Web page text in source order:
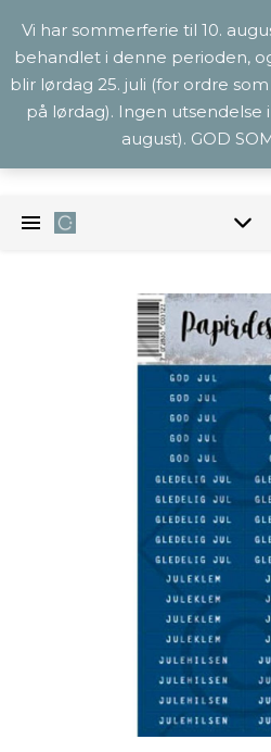
Vi har sommerferie til 10.
behandlet i denne perioden,
blir lørdag 25. juli (for ordre
på lørdag). Ingen utsendelse i
august). GOD